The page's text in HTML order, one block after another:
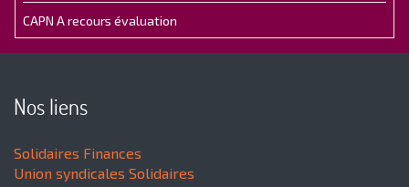
CAPN A recours évaluation
Nos liens
Solidaires Finances
Union syndicales Solidaires